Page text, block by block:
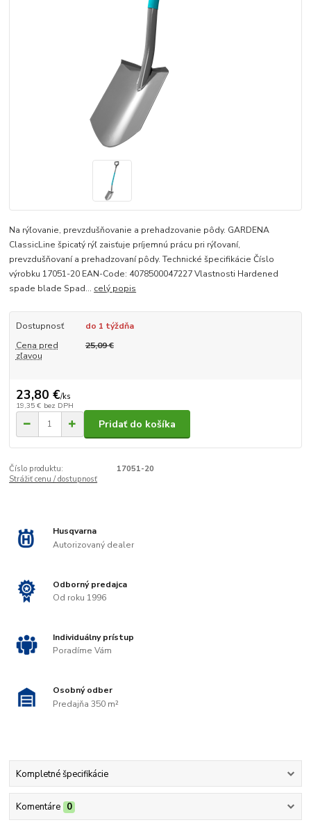
Na rýľovanie, prevzdušňovanie a prehadzovanie pôdy. GARDENA
ClassicLine špicatý rýľ zaisťuje príjemnú prácu pri rýľovaní,
prevzdušňovaní a prehadzovaní pôdy. Technické špecifikácie Číslo
výrobku 17051-20 EAN-Code: 4078500047227 Vlastnosti Hardened
spade blade Spad... celý popis
Dostupnosť
do 1 týždňa
Cena pred
zľavou
25,09 €
23,80 €/ks
19,35 € bez DPH
Pridať do košíka
Číslo produktu:
17051-20
Strážiť cenu / dostupnosť
Husqvarna
Autorizovaný dealer
Odborný predajca
Od roku 1996
Individuálny prístup
Poradíme Vám
Osobný odber
Predajňa 350 m²
Kompletné špecifikácie
Komentáre 0